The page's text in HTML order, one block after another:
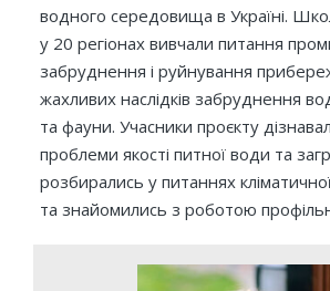
водного середовища в Україні.
у 20 регіонах вивчали питання
забруднення і руйнування
жахливих наслідків забруднення
та фауни. Учасники проєкту
проблеми якості питної води та
розбирались у питаннях
та знайомились з роботою